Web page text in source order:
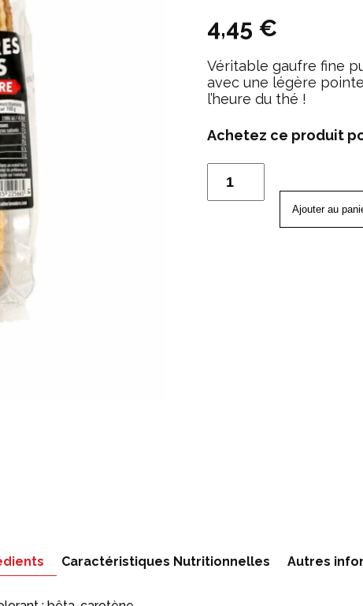
4,45 €
Véritable gaufre fine
avec une légère
l’heure du thé !
Achetez ce produit
GAUFRES
Ajouter au
Caractéristiques Nutritionnelles Autres